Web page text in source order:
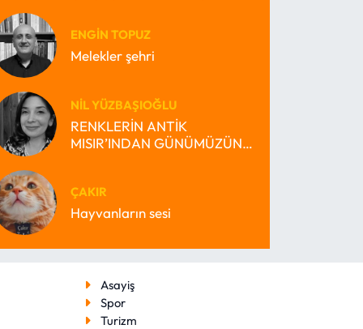
ENGIN TOPUZ
Melekler şehri
NIL YÜZBAŞIOĞLU
RENKLERİN ANTİK
MISIR’INDAN GÜNÜMÜZÜN
ÇAKIR
Hayvanların sesi
Asayiş
Spor
Turizm